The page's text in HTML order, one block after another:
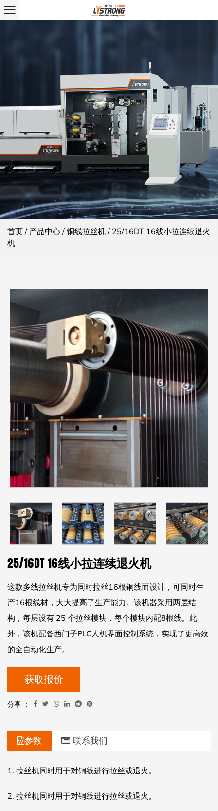
首页 / 产品中心 / 铜线拉丝机 / 25/16DT 16线小拉连续退火
机
25/16DT 16线小拉连续退火机
这款多线拉丝机专为同时拉丝16根铜线而设计，可同时生
产16根线材，大大提高了生产能力。该机器采用两层结
构，每层设有 25 个拉丝模块，每个模块内配8根线。此
外，该机配备西门子PLC人机界面控制系统，实现了更高效
的全自动化生产。
获取报价
分享 ：
参数 联系我们
1. 拉丝机同时用于对铜线进行拉丝或退火。
2. 拉丝机同时用于对铜线进行拉丝或退火。